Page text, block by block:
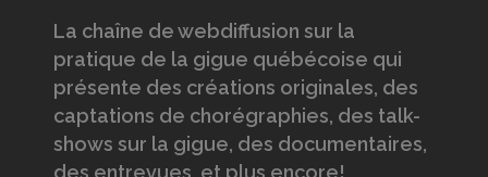
La chaîne de webdiffusion sur la
pratique de la gigue québécoise qui
présente des créations originales, des
captations de chorégraphies, des talk-
shows sur la gigue, des documentaires,
des entrevues, et plus encore!